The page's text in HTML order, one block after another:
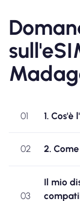
01 1. Cos'è
02 2.
03
Il mio